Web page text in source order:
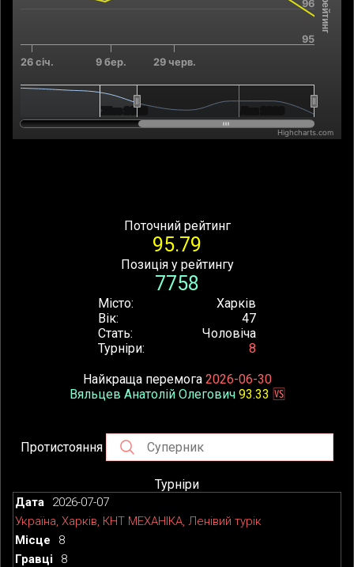
26 січ. 9 бер. 29 черв.
Жов 2025
Жов 2025
95
96
Highcharts.com
End of interactive chart.
Місто
Харків
Вік
47
Стать
Чоловіча
Турніри
8
Поточний рейтинг
95.79
Позиція у рейтингу
7758
Найкраща перемога 2026-06-30
Вяльцев Анатолій Олегович 93.33 🆚
Протистояння
Турніри
2026-07-07
Україна, Харків, КНТ МЕХАНІКА, Ленівий турік
8
8